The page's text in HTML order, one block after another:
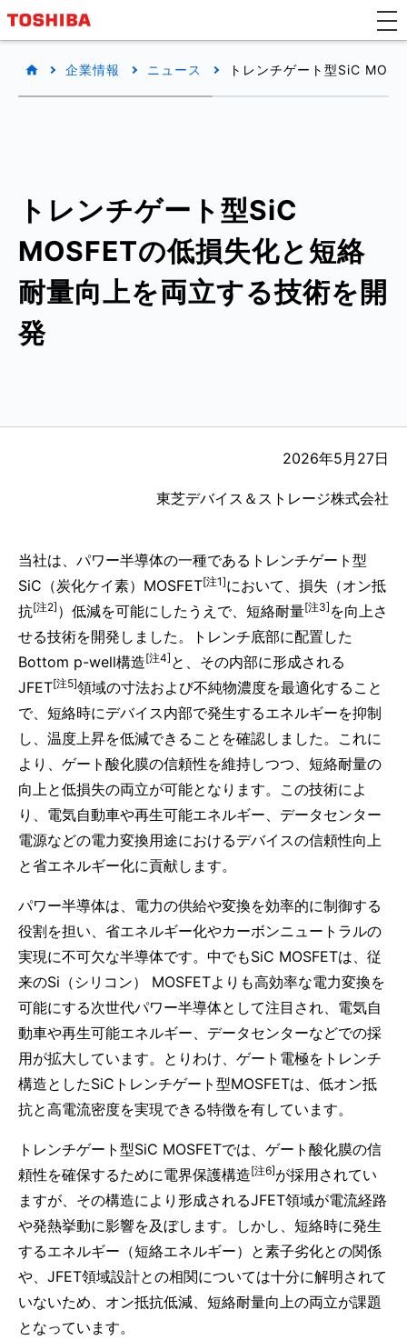
企業情報 ニュース トレンチゲート型SiC
トレンチゲート型SiC
MOSFETの低損失化と短絡
耐量向上を両立する技術を開
発
2026年5月27日
東芝デバイス＆ストレージ株式会社
当社は、パワー半導体の一種であるトレンチゲート型
SiC（炭化ケイ素）MOSFET[注1]において、損失（オン抵
抗[注2] ）低減を可能にしたうえで、短絡耐量[注3] を向上さ
せる技術を開発しました。トレンチ底部に配置した
Bottom p-well構造[注4] と、その内部に形成される
JFET[注5]領域の寸法および不純物濃度を最適化すること
で、短絡時にデバイス内部で発生するエネルギーを抑制
し、温度上昇を低減できることを確認しました。これに
より、ゲート酸化膜の信頼性を維持しつつ、短絡耐量の
向上と低損失の両立が可能となります。この技術によ
り、電気自動車や再生可能エネルギー、データセンター
電源などの電力変換用途におけるデバイスの信頼性向上
と省エネルギー化に貢献します。
パワー半導体は、電力の供給や変換を効率的に制御する
役割を担い、省エネルギー化やカーボンニュートラルの
実現に不可欠な半導体です。中でもSiC MOSFETは、従
来のSi（シリコン） MOSFETよりも高効率な電力変換を
可能にする次世代パワー半導体として注目され、電気自
動車や再生可能エネルギー、データセンターなどでの採
用が拡大しています。とりわけ、ゲート電極をトレンチ
構造としたSiCトレンチゲート型MOSFETは、低オン抵
抗と高電流密度を実現できる特徴を有しています。
トレンチゲート型SiC MOSFETでは、ゲート酸化膜の信
頼性を確保するために電界保護構造[注6]が採用されてい
ますが、その構造により形成されるJFET領域が電流経路
や発熱挙動に影響を及ぼします。しかし、短絡時に発生
するエネルギー（短絡エネルギー）と素子劣化との関係
や、JFET領域設計との相関については十分に解明されて
いないため、オン抵抗低減、短絡耐量向上の両立が課題
となっています。